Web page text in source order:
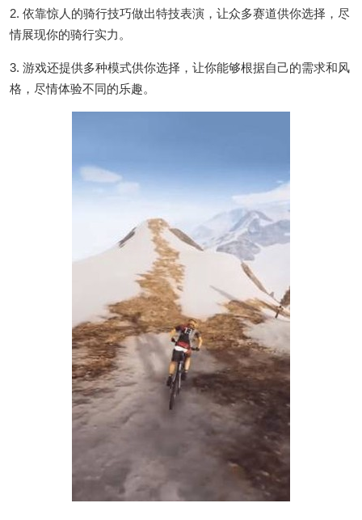
2. 依靠惊人的骑行技巧做出特技表演，让众多赛道供你选择，尽
情展现你的骑行实力。
3. 游戏还提供多种模式供你选择，让你能够根据自己的需求和风
格，尽情体验不同的乐趣。